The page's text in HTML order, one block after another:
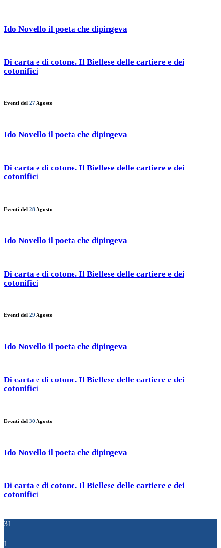
Ido Novello il poeta che dipingeva
Di carta e di cotone. Il Biellese delle cartiere e dei
cotonifici
Eventi del 27 Agosto
Ido Novello il poeta che dipingeva
Di carta e di cotone. Il Biellese delle cartiere e dei
cotonifici
Eventi del 28 Agosto
Ido Novello il poeta che dipingeva
Di carta e di cotone. Il Biellese delle cartiere e dei
cotonifici
Eventi del 29 Agosto
Ido Novello il poeta che dipingeva
Di carta e di cotone. Il Biellese delle cartiere e dei
cotonifici
Eventi del 30 Agosto
Ido Novello il poeta che dipingeva
Di carta e di cotone. Il Biellese delle cartiere e dei
cotonifici
31
1